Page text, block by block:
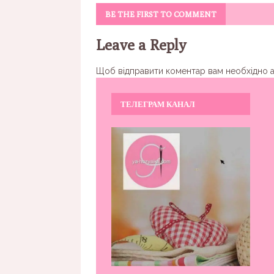
BE THE FIRST TO COMMENT
Leave a Reply
Щоб відправити коментар вам необхідно
ТЕЛЕГРАМ КАНАЛ